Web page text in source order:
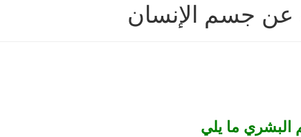
عن جسم الإنسان
البشري ما يلي